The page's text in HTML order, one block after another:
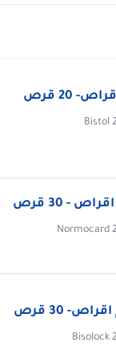
Bistol
Normocard
Bisolock